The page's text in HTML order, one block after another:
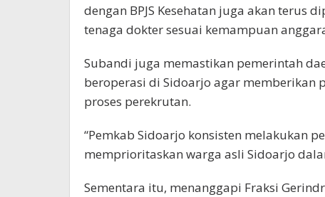
dengan BPJS Kesehatan juga akan terus
tenaga dokter sesuai kemampuan
Subandi juga memastikan pemerintah
beroperasi di Sidoarjo agar memberikan
proses perekrutan.
“Pemkab Sidoarjo konsisten melakukan
memprioritaskan warga asli Sidoarjo
Sementara itu, menanggapi Fraksi